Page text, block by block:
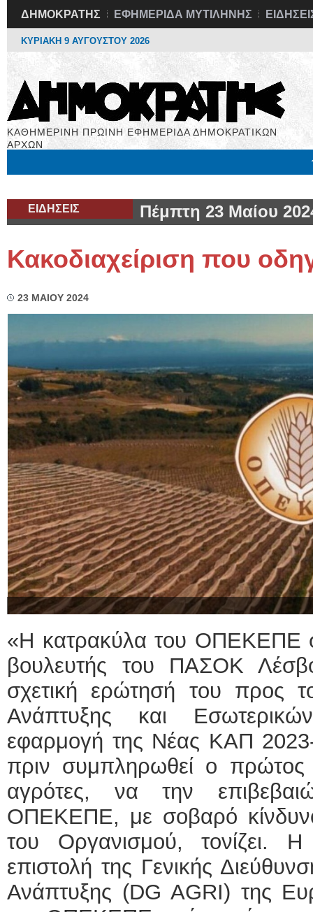
ΔΗΜΟΚΡΑΤΗΣ ΕΦΗΜΕΡΙΔΑ ΜΥΤΙΛΗΝΗΣ
ΚΥΡΙΑΚΗ 9 ΑΥΓΟΥΣΤΟΥ 2026
ΚΑΘΗΜΕΡΙΝΗ ΠΡΩΙΝΗ ΕΦΗΜΕΡΙΔΑ ΔΗΜΟΚΡΑΤΙΚΩΝ
ΑΡΧΩΝ
ΕΙΔΗΣΕΙΣ Πέμπτη 23 Μαίου
Κακοδιαχείριση που
23 ΜΑΙΟΥ 2024
«Η κατρακύλα του ΟΠΕΚΕΠΕ
βουλευτής του ΠΑΣΟΚ
σχετική ερώτησή του προς
Ανάπτυξης και
εφαρμογή της Νέας ΚΑΠ
πριν συμπληρωθεί ο
αγρότες, να την
ΟΠΕΚΕΠΕ, με σοβαρό
του Οργανισμού, τονίζει.
επιστολή της Γενικής
Ανάπτυξης (DG AGRI) της